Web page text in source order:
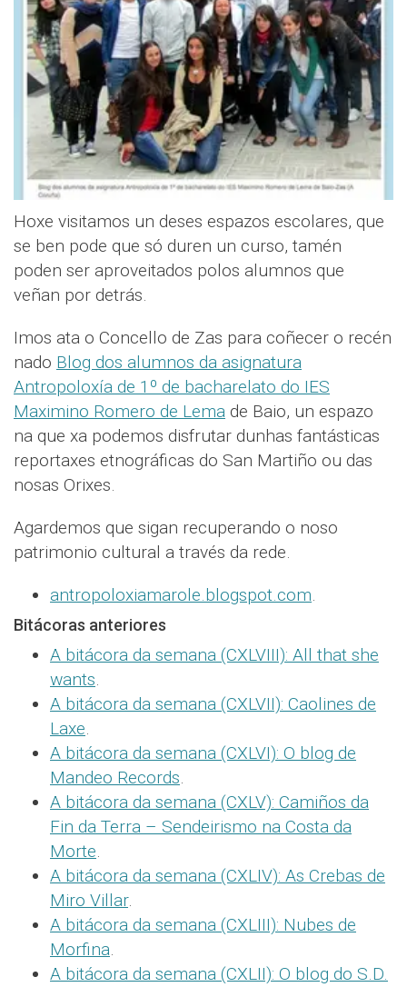
Hoxe visitamos un deses espazos escolares, que
se ben pode que só duren un curso, tamén
poden ser aproveitados polos alumnos que
veñan por detrás.
Imos ata o Concello de Zas para coñecer o recén
nado Blog dos alumnos da asignatura
Antropoloxía de 1º de bacharelato do IES
Maximino Romero de Lema de Baio, un espazo
na que xa podemos disfrutar dunhas fantásticas
reportaxes etnográficas do San Martiño ou das
nosas Orixes.
Agardemos que sigan recuperando o noso
patrimonio cultural a través da rede.
antropoloxiamarole.blogspot.com.
Bitácoras anteriores
A bitácora da semana (CXLVIII): All that she
wants.
A bitácora da semana (CXLVII): Caolines de
Laxe.
A bitácora da semana (CXLVI): O blog de
Mandeo Records.
A bitácora da semana (CXLV): Camiños da
Fin da Terra – Sendeirismo na Costa da
Morte.
A bitácora da semana (CXLIV): As Crebas de
Miro Villar.
A bitácora da semana (CXLIII): Nubes de
Morfina.
A bitácora da semana (CXLII): O blog do S.D.